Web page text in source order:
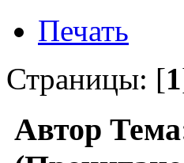
Печать
Страницы: [1
Автор